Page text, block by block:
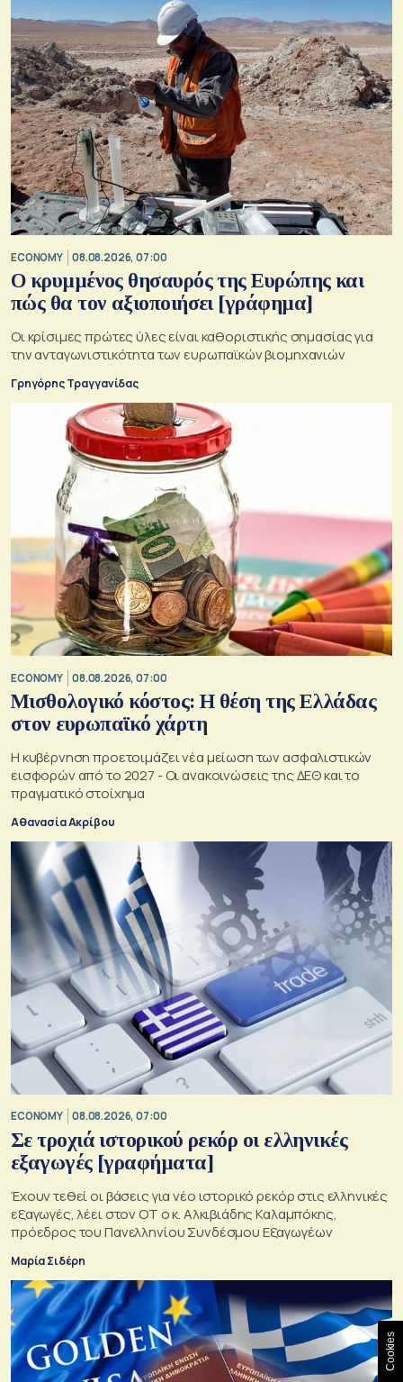
ECONOMY 08.08.2026, 07:00
Ο κρυμμένος θησαυρός της Ευρώπης και
πώς θα τον αξιοποιήσει [γράφημα]
Οι κρίσιμες πρώτες ύλες είναι καθοριστικής σημασίας για
την ανταγωνιστικότητα των ευρωπαϊκών βιομηχανιών
Γρηγόρης Τραγγανίδας
ECONOMY 08.08.2026, 07:00
Μισθολογικό κόστος: Η θέση της Ελλάδας
στον ευρωπαϊκό χάρτη
Η κυβέρνηση προετοιμάζει νέα μείωση των ασφαλιστικών
εισφορών από το 2027 - Οι ανακοινώσεις της ΔΕΘ και το
πραγματικό στοίχημα
Αθανασία Ακρίβου
ECONOMY 08.08.2026, 07:00
Σε τροχιά ιστορικού ρεκόρ οι ελληνικές
εξαγωγές [γραφήματα]
Έχουν τεθεί οι βάσεις για νέο ιστορικό ρεκόρ στις ελληνικές
εξαγωγές, λέει στον ΟΤ ο κ. Αλκιβιάδης Καλαμπόκης,
πρόεδρος του Πανελληνίου Συνδέσμου Εξαγωγέων
Μαρία Σιδέρη
Cookies